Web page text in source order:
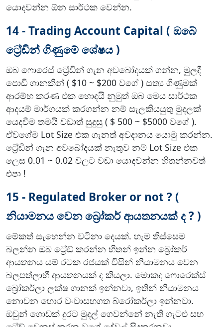
යොදවන්න ඕන සාර්ථක වෙන්න.
14 - Trading Account Capital ( ඔබේ
ට්‍රේඩින් ගිණුමේ ශේෂය )
ඔබ ෆොරෙස් ට්‍රේඩින් ගැන අවබෝදයක් ගන්න, මුලදී
පොඩි ගානකින් ( $10 ~ $200 වගේ ) සත්‍ය ගිණුමක්
ආරම්භ කරණ එක හොදයි නුමුත් ඔබ මෙය සාර්ථක
ආදයම් මාර්ගයක් කරගන්න නම් සැලකියයුතු මුදලක්
යෙදවීම තමයි වඩාත් සුදුසු ( $ 500 ~ $5000 වගේ ).
ඒවගේම Lot Size එක ගැනත් අවදානය යොමු කරන්න.
ට්‍රේඩින් ගැන අවබෝදයක් නැතුව නම් Lot Size එක
ලෙස 0.01 ~ 0.02 වලට වඩා යොදවන්න හිතන්නවත්
එපා !
15 - Regulated Broker or not ? (
නියාමනය වෙන බ්‍රෝකර් ආයතනයක් ද ? )
මේකත් සැහෙන්න වටිනා දෙයක්. හැම තිස්සෙම
බලන්න ඔබ ට්‍රේඩ් කරන්න හිතන් ඉන්න බ්‍රෝකර්
ආයතනය යම් රටක රජයක් විසින් නියාමනය වෙන
බලපත්ලාභී ආයතනයක් ද කියලා. මොකද ෆොරෙක්ස්
බ්‍රෝකර්ලා ලක්ෂ ගානක් ඉන්නවා, ඉතින් නියාමනය
නොවන හොර වංචාසහගත බ්රෝකර්ලා ඉන්නවා.
ඔවුන් ගොඩක් දුරට මුදල් ගෙවන්නේ නැති ගැටළු සහ